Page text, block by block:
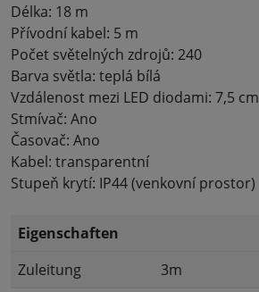
Délka: 18 m
Přívodní kabel: 5 m
Počet světelných zdrojů: 240
Barva světla: teplá bílá
Vzdálenost mezi LED diodami: 7,5 cm
Stmívač: Ano
Časovač: Ano
Kabel: transparentní
Stupeň krytí: IP44 (venkovní prostor)
Eigenschaften
Zuleitung
3m